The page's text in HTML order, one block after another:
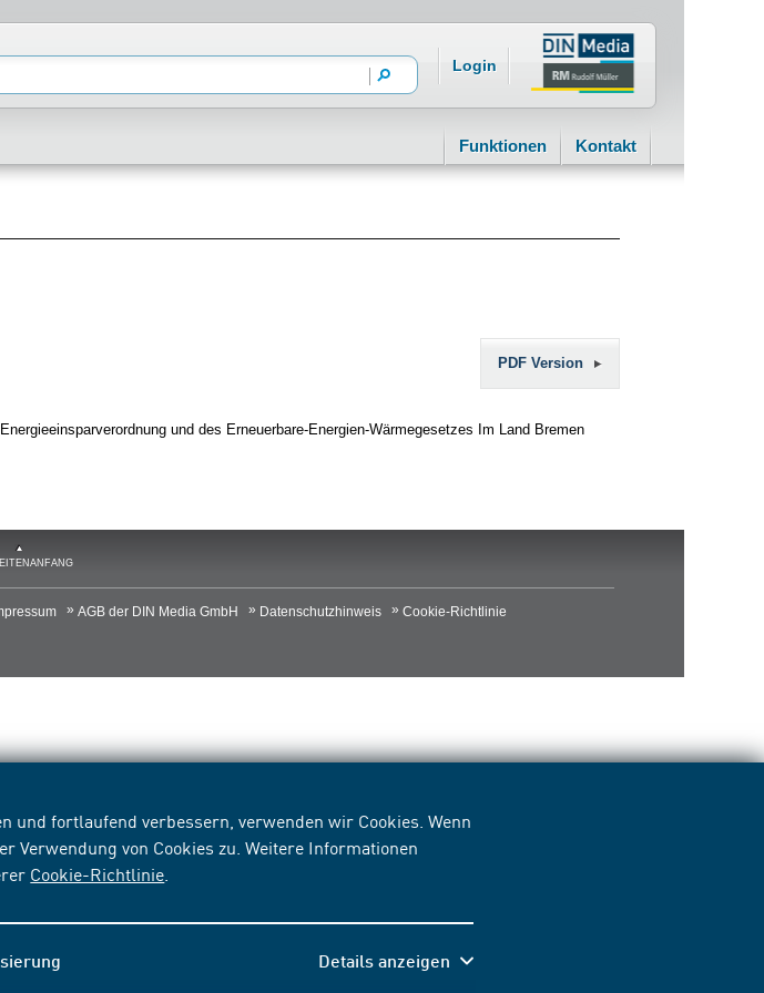
fortlaufend verbessern, verwenden wir Cookies. Wenn
Verwendung von Cookies zu. Weitere Informationen
Cookie-Richtlinie
Details anzeigen
Login
Funktionen Kontakt
PDF Version
und des Erneuerbare-Energien-Wärmegesetzes Im Land Bremen
AGB der DIN Media GmbH Datenschutzhinweis
Cookie-Richtlinie